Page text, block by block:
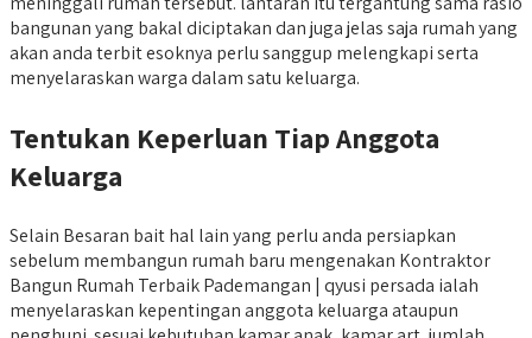
bangunan yang bakal diciptakan dan juga jelas saja rumah yang
akan anda terbit esoknya perlu sanggup melengkapi serta
menyelaraskan warga dalam satu keluarga.
Tentukan Keperluan Tiap Anggota
Keluarga
Selain Besaran bait hal lain yang perlu anda persiapkan
sebelum membangun rumah baru mengenakan Kontraktor
Bangun Rumah Terbaik Pademangan | qyusi persada ialah
menyelaraskan kepentingan anggota keluarga ataupun